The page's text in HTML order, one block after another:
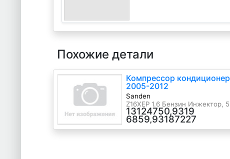
Похожие детали
Компрессор
2005-2012
Sanden
Z16XEP 1.6 Бензин Инжектор,
2006 г.в.
13124750,9319
6859,93187227